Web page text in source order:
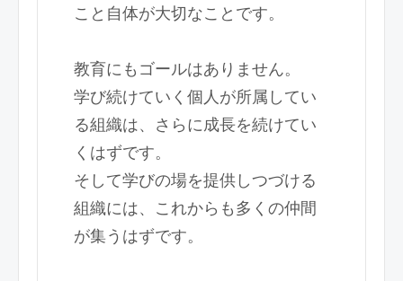
こと自体が大切なことです。
教育にもゴールはありません。
学び続けていく個人が所属してい
る組織は、さらに成長を続けてい
くはずです。
そして学びの場を提供しつづける
組織には、これからも多くの仲間
が集うはずです。